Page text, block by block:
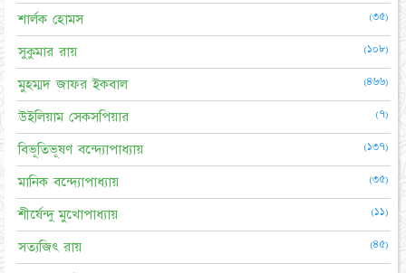
শার্লক হোমস (৩৫)
সুকুমার রায় (১০৮)
মুহম্মদ জাফর ইকবাল (৪৬৬)
উইলিয়াম সেকসপিয়ার (৭)
বিভূতিভূষণ বন্দ্যোপাধ্যায় (১৩৭)
মানিক বন্দ্যোপাধ্যায় (৩৫)
শীর্ষেন্দু মুখোপাধ্যায় (১১)
সত্যজিৎ রায় (৪৫)